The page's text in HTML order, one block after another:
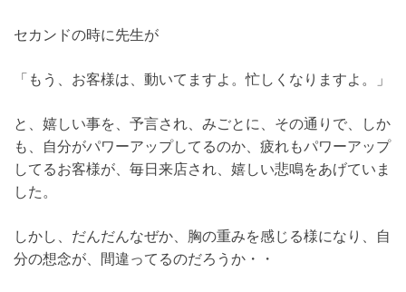
セカンドの時に先生が
「もう、お客様は、動いてますよ。忙しくなりますよ。」
と、嬉しい事を、予言され、みごとに、その通りで、しか
も、自分がパワーアップしてるのか、疲れもパワーアップ
してるお客様が、毎日来店され、嬉しい悲鳴をあげていま
した。
しかし、だんだんなぜか、胸の重みを感じる様になり、自
分の想念が、間違ってるのだろうか・・